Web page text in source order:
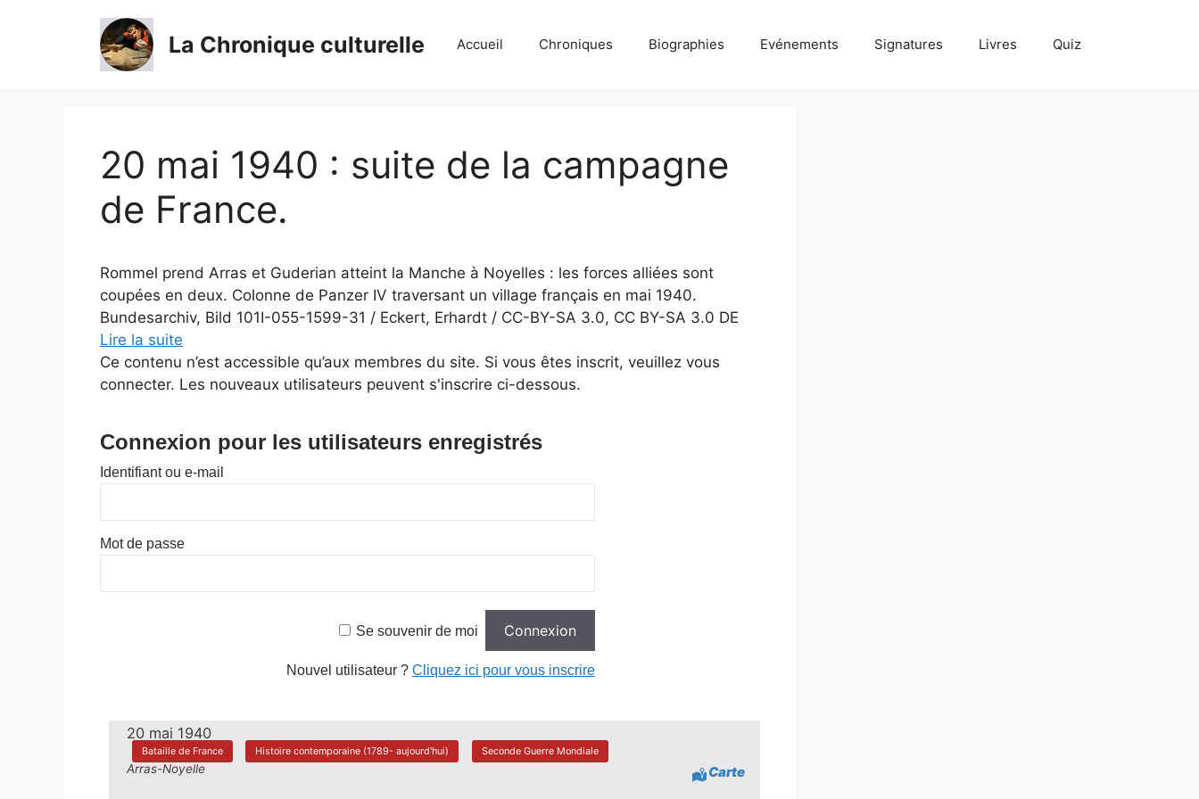
La Chronique culturelle Accueil Chroniques Biographies Evénements Signatures Livres Quiz
20 mai 1940 : suite de la campagne
de France.
Rommel prend Arras et Guderian atteint la Manche à Noyelles : les forces alliées sont
coupées en deux. Colonne de Panzer IV traversant un village français en mai 1940.
Bundesarchiv, Bild 101I-055-1599-31 / Eckert, Erhardt / CC-BY-SA 3.0, CC BY-SA 3.0 DE
Lire la suite
Ce contenu n’est accessible qu’aux membres du site. Si vous êtes inscrit, veuillez vous
connecter. Les nouveaux utilisateurs peuvent s'inscrire ci-dessous.
Connexion pour les utilisateurs enregistrés
Identifiant ou e-mail
Mot de passe
Se souvenir de moi
Nouvel utilisateur ? Cliquez ici pour vous inscrire
20 mai 1940
Bataille de France Histoire contemporaine (1789- aujourd'hui) Seconde Guerre Mondiale
Arras-Noyelle Carte